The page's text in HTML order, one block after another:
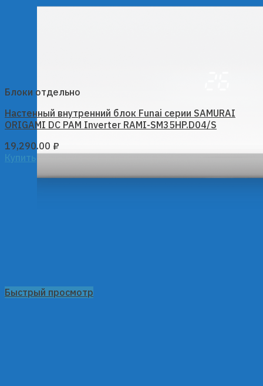
Быстрый просмотр
Блоки отдельно
Настенный внутренний блок Funai серии SAMURAI
ORIGAMI DC PAM Inverter RAMI-SM35HP.D04/S
19,290.00 ₽
Купить